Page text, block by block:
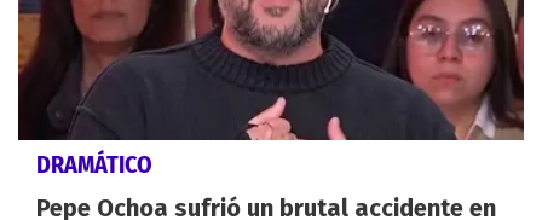
DRAMÁTICO
Pepe Ochoa sufrió un brutal accidente en